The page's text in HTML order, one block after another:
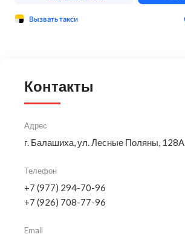
Контакты
Адрес
г. Балашиха, ул. Лесные Поляны, 128А
Телефон
+7 (977) 294-70-96
+7 (926) 708-77-96
Email